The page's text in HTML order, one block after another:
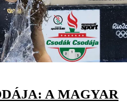
A MAGYAR